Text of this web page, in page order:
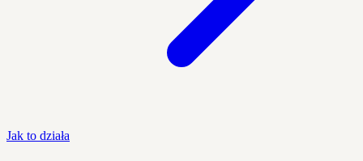
Jak to działa